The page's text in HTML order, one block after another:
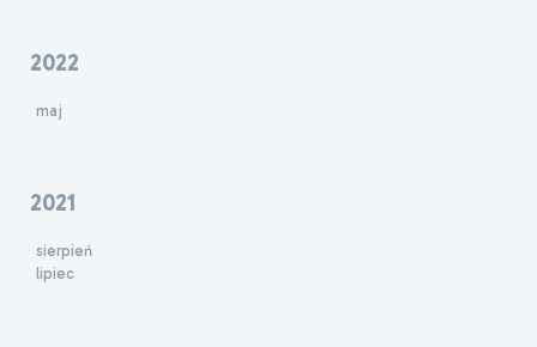
2022
maj
2021
sierpień
lipiec